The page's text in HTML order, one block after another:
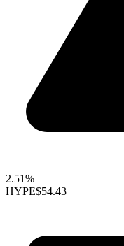
2.51%
HYPE$54.43